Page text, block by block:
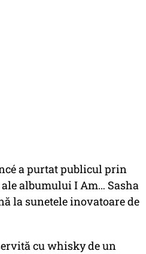
a purtat publicul prin
albumului I Am… Sasha
la sunetele inovatoare de
cu whisky de un